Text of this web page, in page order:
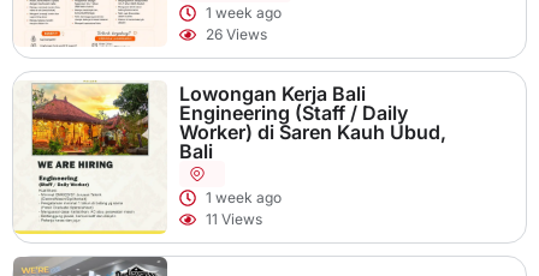
1 week ago
26 Views
Lowongan Kerja Bali
Engineering (Staff / Daily
Worker) di Saren Kauh Ubud,
Bali
1 week ago
11 Views